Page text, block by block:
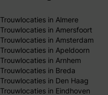
Trouwlocaties in Almere
Trouwlocaties in Amersfoort
Trouwlocaties in Amsterdam
Trouwlocaties in Apeldoorn
Trouwlocaties in Arnhem
Trouwlocaties in Breda
Trouwlocaties in Den Haag
Trouwlocaties in Eindhoven